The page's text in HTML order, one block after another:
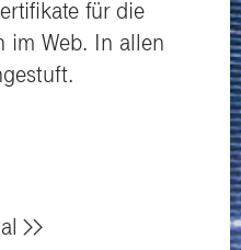
für die
im Web. In allen